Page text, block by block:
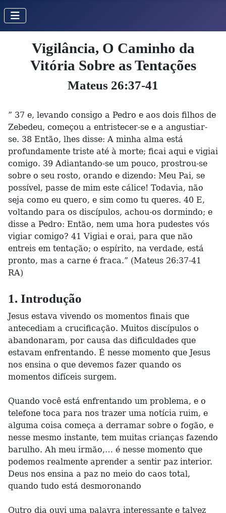
Vigilância, O Caminho da
Vitória Sobre as Tentações
Mateus 26:37-41
” 37 e, levando consigo a Pedro e aos dois filhos de
Zebedeu, começou a entristecer-se e a angustiar-
se. 38 Então, lhes disse: A minha alma está
profundamente triste até à morte; ficai aqui e vigiai
comigo. 39 Adiantando-se um pouco, prostrou-se
sobre o seu rosto, orando e dizendo: Meu Pai, se
possível, passe de mim este cálice! Todavia, não
seja como eu quero, e sim como tu queres. 40 E,
voltando para os discípulos, achou-os dormindo; e
disse a Pedro: Então, nem uma hora pudestes vós
vigiar comigo? 41 Vigiai e orai, para que não
entreis em tentação; o espírito, na verdade, está
pronto, mas a carne é fraca.” (Mateus 26:37-41
RA)
1. Introdução
Jesus estava vivendo os momentos finais que
antecediam a crucificação. Muitos discípulos o
abandonaram, por causa das dificuldades que
estavam enfrentando. É nesse momento que Jesus
nos ensina o que devemos fazer quando os
momentos difíceis surgem.
Quando você está enfrentando um problema, e o
telefone toca para nos trazer uma notícia ruim, e
alguma coisa começa a derramar sobre o fogão, e
nesse mesmo instante, tem muitas crianças fazendo
barulho. Ah meu irmão,… é nesse momento que
podemos realmente aprender a sentir paz interior.
Deus nos ensina a paz no meio do caos total,
quando tudo está desmoronando
Outro dia ouvi uma palavra interessante e talvez